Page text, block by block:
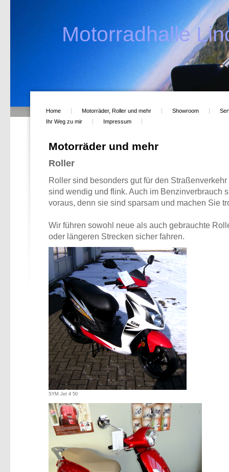
Motorradhalle
Home Motorräder, Roller und mehr Showroom
Ihr Weg zu mir
Impressum
Motorräder und mehr
Roller
Roller sind besonders gut für den
sind wendig und flink. Auch im Benzinverbrauch
voraus, denn sie sind sparsam und machen Sie
Wir führen sowohl neue als auch gebrauchte
oder längeren Strecken sicher fahren.
SYM Jet 4 50